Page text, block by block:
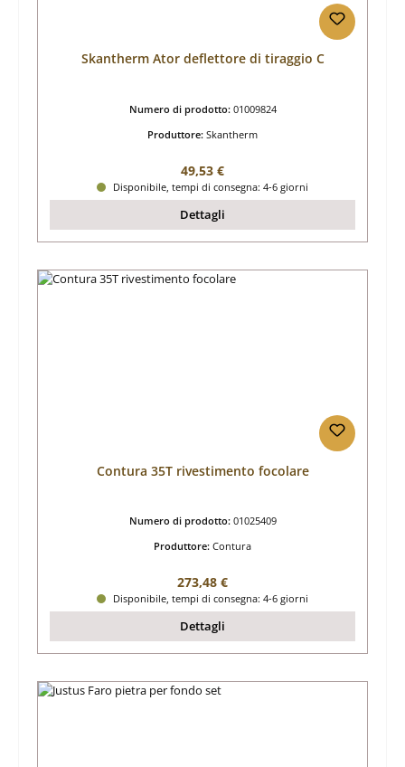
Skantherm Ator deflettore di tiraggio C
Numero di prodotto: 01009824
Produttore: Skantherm
Prezzo normale:
49,53 €
Disponibile, tempi di consegna: 4-6 giorni
Dettagli
Contura 35T rivestimento focolare
Numero di prodotto: 01025409
Produttore: Contura
Prezzo normale:
273,48 €
Disponibile, tempi di consegna: 4-6 giorni
Dettagli